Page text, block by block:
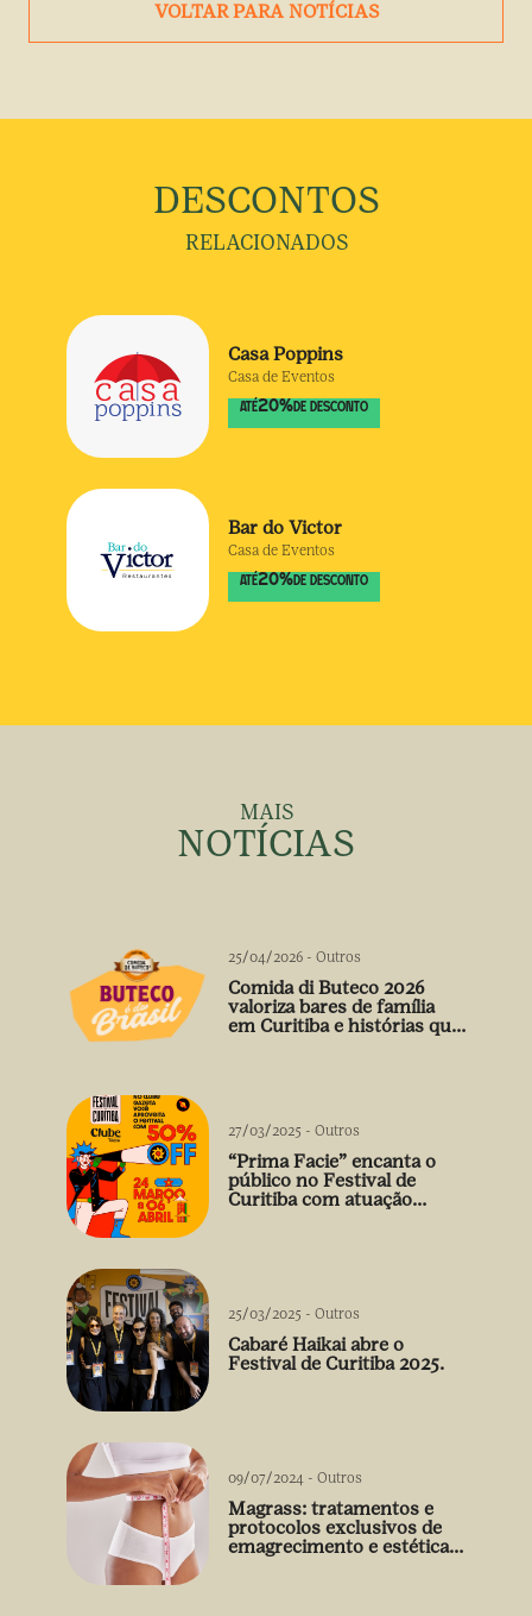
VOLTAR PARA NOTÍCIAS
DESCONTOS
RELACIONADOS
Casa Poppins
Casa de Eventos
ATÉ20% DE DESCONTO
Bar do Victor
Casa de Eventos
ATÉ20% DE DESCONTO
MAIS
NOTÍCIAS
25/04/2026 - Outros
Comida di Buteco 2026
valoriza bares de família
em Curitiba e histórias que
27/03/2025 - Outros
“Prima Facie” encanta o
público no Festival de
Curitiba com atuação
25/03/2025 - Outros
Cabaré Haikai abre o
Festival de Curitiba 2025.
09/07/2024 - Outros
Magrass: tratamentos e
protocolos exclusivos de
emagrecimento e estética